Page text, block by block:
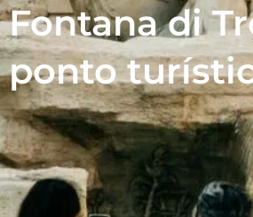
Fontana di
ponto